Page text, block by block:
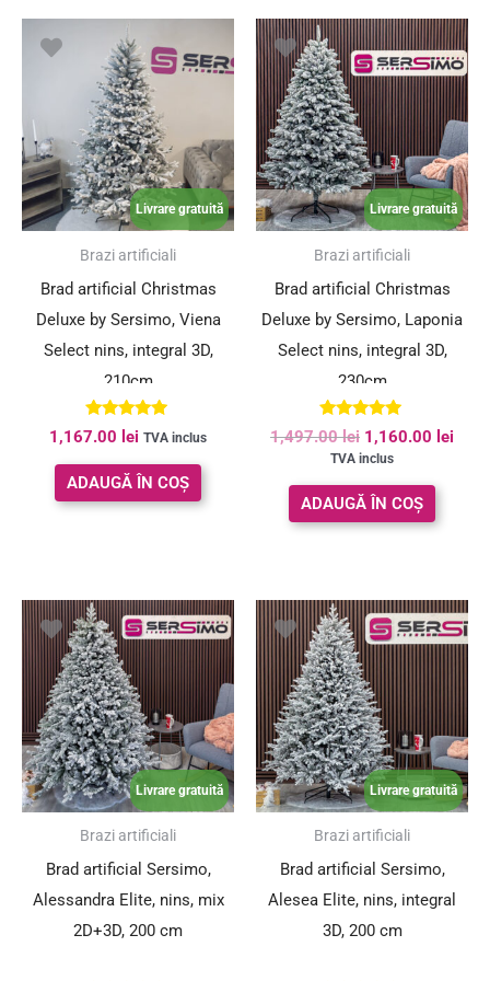
Livrare gratuită
Brazi artificiali
Brad artificial Christmas
Deluxe by Sersimo, Viena
Select nins, integral 3D,
210cm
Evaluat la
5.00
din 5
1,167.00 lei TVA inclus
ADAUGĂ ÎN COȘ
Livrare gratuită
Brazi artificiali
Brad artificial Christmas
Deluxe by Sersimo, Laponia
Select nins, integral 3D,
230cm
Evaluat la
5.00
din 5
1,497.00lei
inițial
a
1,160.00 lei
este:
TVA inclus
ADAUGĂ ÎN COȘ
SUPER PREȚ!
Livrare gratuită
Brazi artificiali
Brad artificial Sersimo,
Alessandra Elite, nins, mix
2D+3D, 200 cm
Prețul
inițial
fost:
1,999.00 lei.
Prețul
curent
este:
1,249.00 lei.
SUPER PREȚ!
Livrare gratuită
Brazi artificiali
Brad artificial Sersimo,
Alesea Elite, nins, integral
3D, 200 cm
Prețul
inițial
a
fost:
1,534.00 lei.
Prețul
curent
este: